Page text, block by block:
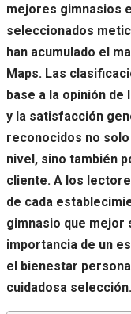
mejores gimnasios
seleccionados
han acumulado el
Maps. Las
base a la opinión
y la satisfacción
reconocidos no
nivel, sino también
cliente. A los
de cada
gimnasio que mejor
importancia de un
el bienestar
cuidadosa selección.